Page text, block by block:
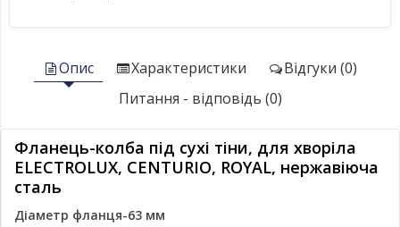
Опис Характеристики
Відгуки (0)
Питання - відповідь (0)
Фланець-колба під сухі тіни, для хворіла
ELECTROLUX, CENTURIO, ROYAL, нержавіюча
сталь
Діаметр фланця-63 мм